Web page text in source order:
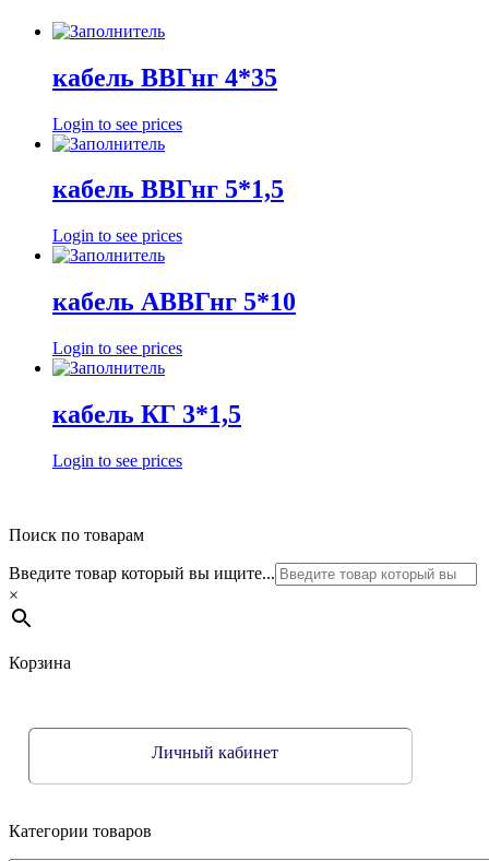
кабель ВВГнг 4*35
Login to see prices
кабель ВВГнг 5*1,5
Login to see prices
кабель АВВГнг 5*10
Login to see prices
кабель КГ 3*1,5
Login to see prices
Поиск по товарам
Введите товар который вы ищите...
×
Корзина
Личный кабинет
Категории товаров